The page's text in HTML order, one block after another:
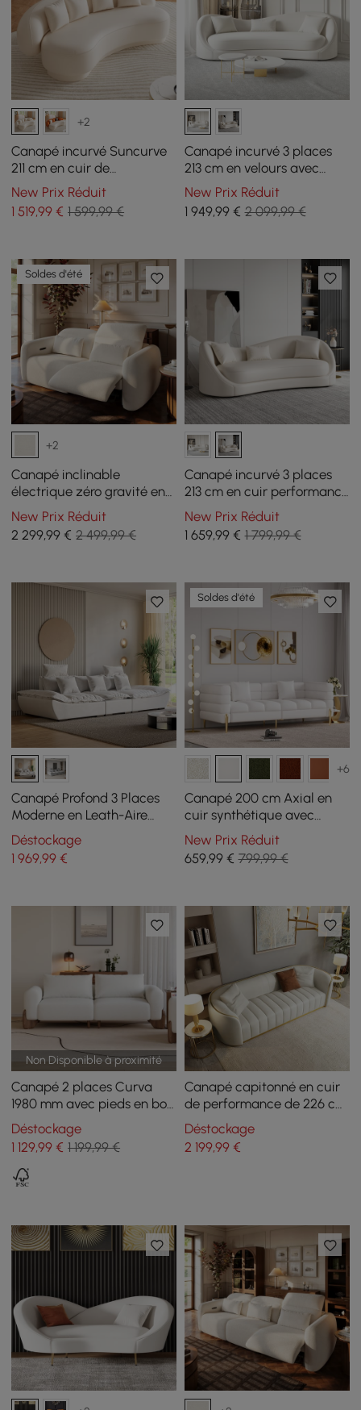
+2
Canapé incurvé Suncurve
211 cm en cuir de
performance avec oreillers
New Prix Réduit
1 519,99 € 1 599,99 €
Canapé incurvé 3 places
213 cm en velours avec
coussins
New Prix Réduit
1 949,99€ 2 099,99 €
Soldes d'été
+2
Canapé inclinable
électrique zéro gravité en
chenille 226 cm 2 places
avec oreillers et port USB
New Prix Réduit
2 299,99 € 2 499,99 €
Canapé incurvé 3 places
213 cm en cuir performance
avec coussins
New Prix Réduit
1 659,99€ 1 799,99 €
Canapé Profond 3 Places
Moderne en Leath-Aire
Blanc 2780 mm avec
Dossier Réglable
Déstockage
1 969,99 €
Soldes d'été
+6
Canapé 200 cm Axial en
cuir synthétique avec
pieds dorés et coussins
New Prix Réduit
659,99€ 799,99 €
Non Disponible à proximité
Canapé 2 places Curva
1980 mm avec pieds en bois
rembourrés bouclés blancs
Déstockage
1 129,99 € 1 199,99 €
Canapé capitonné en cuir
de performance de 226 cm
avec pieds dorés
Déstockage
2 199,99€